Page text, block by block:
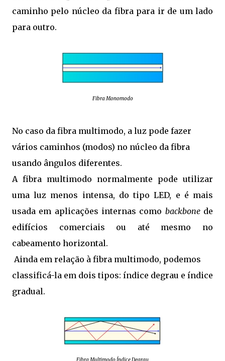
caminho pelo núcleo da fibra para ir de um lado
para outro.
Fibra Monomodo
No caso da fibra multimodo, a luz pode fazer
vários caminhos (modos) no núcleo da fibra
usando ângulos diferentes.
A fibra multimodo normalmente pode utilizar
uma luz menos intensa, do tipo LED, e é mais
usada em aplicações internas como backbone de
edifícios comerciais ou até mesmo no
cabeamento horizontal.
Ainda em relação à fibra multimodo, podemos
classificá-la em dois tipos: índice degrau e índice
gradual.